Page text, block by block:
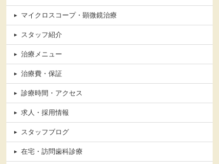
マイクロスコープ・顕微鏡治療
スタッフ紹介
治療メニュー
治療費・保証
診療時間・アクセス
求人・採用情報
スタッフブログ
在宅・訪問歯科診療